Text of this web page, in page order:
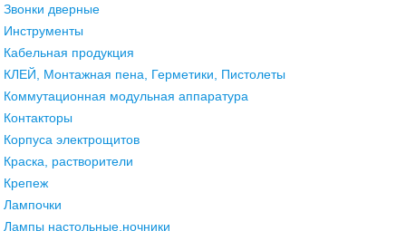
Звонки дверные
Инструменты
Кабельная продукция
КЛЕЙ, Монтажная пена, Герметики, Пистолеты
Коммутационная модульная аппаратура
Контакторы
Корпуса электрощитов
Краска, растворители
Крепеж
Лампочки
Лампы настольные,ночники